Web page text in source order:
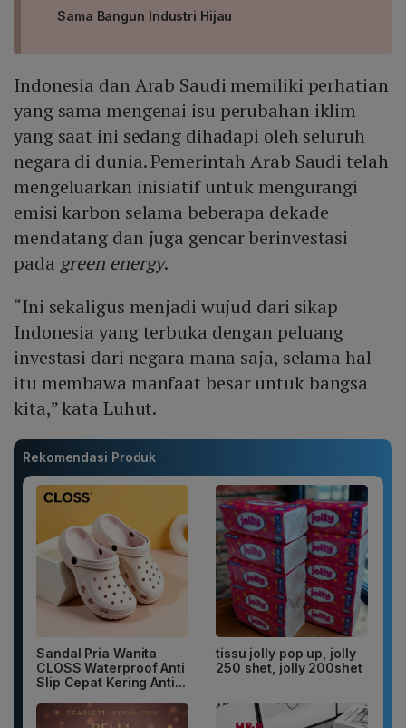
Sama Bangun Industri Hijau
Indonesia dan Arab Saudi memiliki perhatian
yang sama mengenai isu perubahan iklim
yang saat ini sedang dihadapi oleh seluruh
negara di dunia. Pemerintah Arab Saudi telah
mengeluarkan inisiatif untuk mengurangi
emisi karbon selama beberapa dekade
mendatang dan juga gencar berinvestasi
pada green energy.
“Ini sekaligus menjadi wujud dari sikap
Indonesia yang terbuka dengan peluang
investasi dari negara mana saja, selama hal
itu membawa manfaat besar untuk bangsa
kita,” kata Luhut.
Rekomendasi Produk
Sandal Pria Wanita
CLOSS Waterproof Anti
Slip Cepat Kering Anti...
tissu jolly pop up, jolly
250 shet, jolly 200shet